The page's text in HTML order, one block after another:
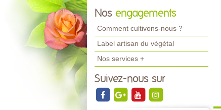
Nos engagements
Comment cultivons-nous ?
Label artisan du végétal
Nos services +
Suivez-nous sur